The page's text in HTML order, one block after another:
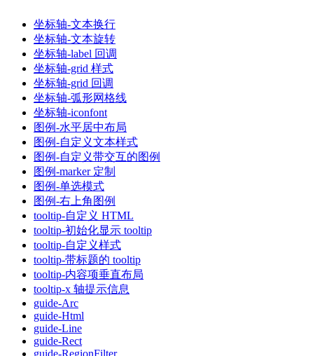
坐标轴-文本换行
坐标轴-文本旋转
坐标轴-label 回调
坐标轴-grid 样式
坐标轴-grid 回调
坐标轴-弧形网格线
坐标轴-iconfont
图例-水平居中布局
图例-自定义文本样式
图例-自定义带交互的图例
图例-marker 定制
图例-单选模式
图例-右上角图例
tooltip-自定义 HTML
tooltip-初始化显示 tooltip
tooltip-自定义样式
tooltip-带标题的 tooltip
tooltip-内容项垂直布局
tooltip-x 轴提示信息
guide-Arc
guide-Html
guide-Line
guide-Rect